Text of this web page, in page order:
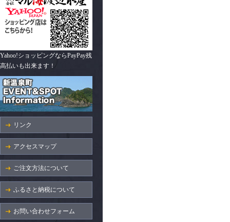
Yahoo!ショッピングならPayPay残
高払いも出来ます！
リンク
アクセスマップ
ご注文方法について
ふるさと納税について
お問い合わせフォーム